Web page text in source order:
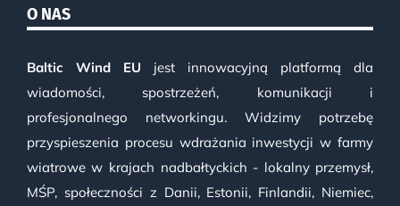
O NAS
Baltic Wind EU jest innowacyjną platformą dla
wiadomości, spostrzeżeń, komunikacji i
profesjonalnego networkingu. Widzimy potrzebę
przyspieszenia procesu wdrażania inwestycji w farmy
wiatrowe w krajach nadbałtyckich - lokalny przemysł,
MŚP, społeczności z Danii, Estonii, Finlandii, Niemiec,